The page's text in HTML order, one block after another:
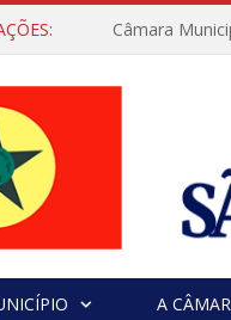
Câmara
A